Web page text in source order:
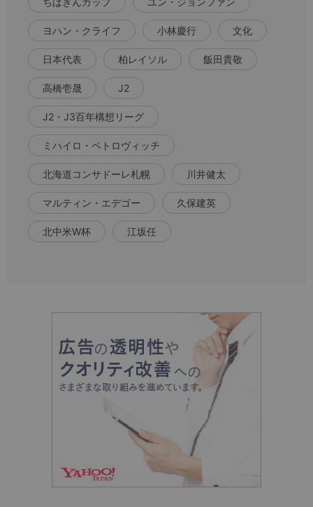
ヨハン・クライフ 小林慶行 文化
日本代表 柏レイソル 飯田貴敬
高橋壱晟 J2
J2・J3百年構想リーグ
ミハイロ・ペトロヴィッチ
北海道コンサドーレ札幌 川井健太
マルティン・エデゴー 久保建英
北中米W杯 江坂任